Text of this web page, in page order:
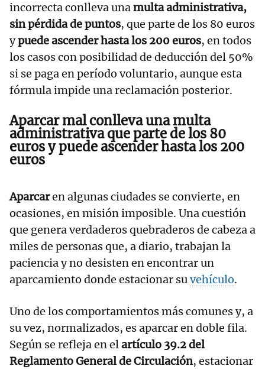
incorrecta conlleva unamulta administrativa,
sin pérdida de puntos, que parte de los 80 euros
ypuede ascender hasta los 200 euros, en todos
los casos con posibilidad de deducción del 50%
si se paga en período voluntario, aunque esta
fórmula impide una reclamación posterior.
Aparcar mal conlleva unamulta
administrativaque parte de los 80
euros ypuede ascender hasta los 200
euros
Aparcaren algunas ciudades se convierte, en
ocasiones, en misión imposible. Una cuestión
que genera verdaderos quebraderos de cabeza a
miles de personas que, a diario, trabajan la
paciencia y no desisten en encontrar un
aparcamiento donde estacionar suvehículo.
Uno de los comportamientos más comunes y, a
su vez, normalizados, es aparcar en doble fila.
Según se refleja en elartículo 39.2 del
Reglamento General de Circulación, estacionar